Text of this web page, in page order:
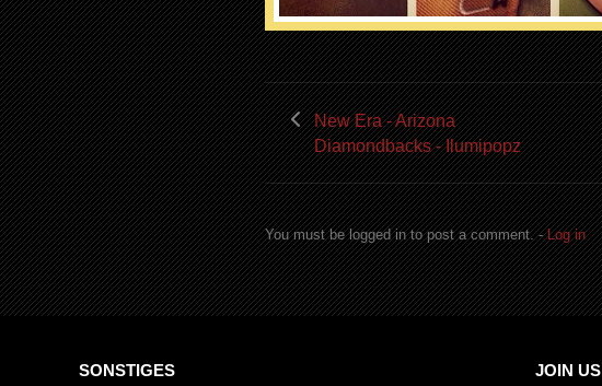
New Era - Arizona
Diamondbacks - Ilumipopz
You must be logged in to post a comment. -Log in
SONSTIGES JOIN US